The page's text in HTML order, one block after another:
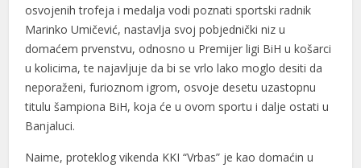
osvojenih trofeja i medalja vodi poznati sportski radnik
Marinko Umičević, nastavlja svoj pobjednički niz u
domaćem prvenstvu, odnosno u Premijer ligi BiH u košarci
u kolicima, te najavljuje da bi se vrlo lako moglo desiti da
neporaženi, furioznom igrom, osvoje desetu uzastopnu
titulu šampiona BiH, koja će u ovom sportu i dalje ostati u
Banjaluci.
Naime, proteklog vikenda KKI “Vrbas” je kao domaćin u